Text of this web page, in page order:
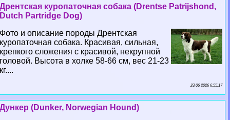
Дрентская куропаточная собака (Drentse Patrijshond,
Dutch Partridge Dog)
Фото и описание породы Дрентская
куропаточная собака. Красивая, сильная,
крепкого сложения с красивой, некрупной
головой. Высота в холке 58-66 см, вес 21-23
кг....
23 06 2026 6:55:17
Дункер (Dunker, Norwegian Hound)